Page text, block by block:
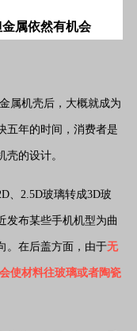
属依然有机会
属机壳后，大概就成为
五年的时间，消费者是
的设计。
、2.5D玻璃转成3D玻
发布某些手机机型为曲
。在后盖方面，由于无
使材料往玻璃或者陶瓷